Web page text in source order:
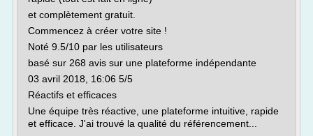
et complètement gratuit.
Commencez à créer votre site !
Noté 9.5/10 par les utilisateurs
basé sur 268 avis sur une plateforme indépendante
03 avril 2018, 16:06 5/5
Réactifs et efficaces
Une équipe très réactive, une plateforme intuitive, rapide
et efficace. J'ai trouvé la qualité du référencement...